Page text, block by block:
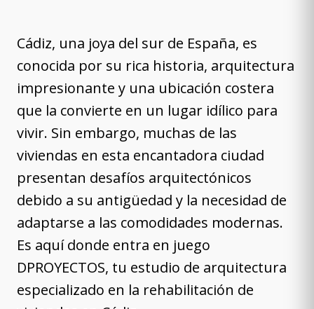
Cádiz, una joya del sur de España, es
conocida por su rica historia, arquitectura
impresionante y una ubicación costera
que la convierte en un lugar idílico para
vivir. Sin embargo, muchas de las
viviendas en esta encantadora ciudad
presentan desafíos arquitectónicos
debido a su antigüedad y la necesidad de
adaptarse a las comodidades modernas.
Es aquí donde entra en juego
DPROYECTOS, tu estudio de arquitectura
especializado en la rehabilitación de